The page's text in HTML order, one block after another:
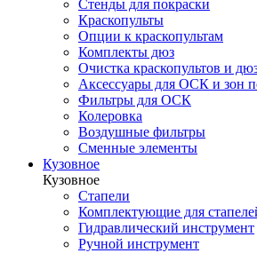
Стенды для покраски
Краскопульты
Опции к краскопультам
Комплекты дюз
Очистка краскопультов и
Аксессуары для ОСК и зон
Фильтры для ОСК
Колеровка
Воздушные фильтры
Сменные элементы
Кузовное
Кузовное
Стапели
Комплектующие для
Гидравлический инструмент
Ручной инструмент